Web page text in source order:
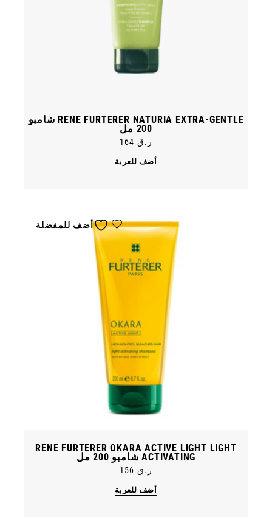
RENE FURTERER NATURIA EXTRA-GENTLE شامبو
200 مل
ر.ق
أضف للعربة
أضف للمفضلة
RENE FURTERER OKARA ACTIVE LIGHT LIGHT
ACTIVATING شامبو 200 مل
ر.ق
أضف للعربة